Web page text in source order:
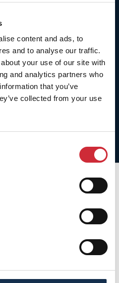
content and ads, to
and to analyse our traffic.
your use of our site with
and analytics partners who
that you’ve
collected from your use